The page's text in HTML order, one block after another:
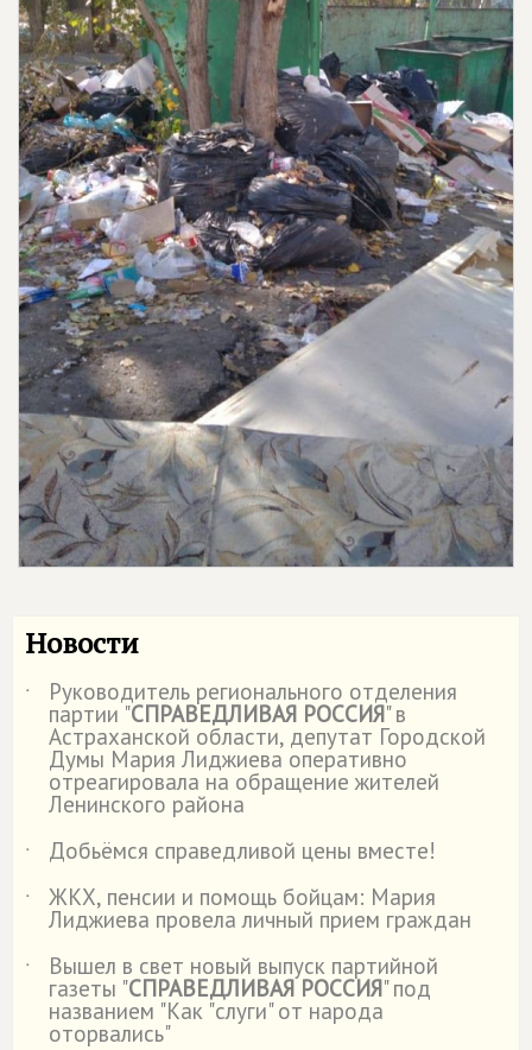
Новости
˙ Руководитель регионального отделения
партии "СПРАВЕДЛИВАЯ РОССИЯ" в
Астраханской области, депутат Городской
Думы Мария Лиджиева оперативно
отреагировала на обращение жителей
Ленинского района
˙
Добьёмся справедливой цены вместе!
˙
ЖКХ, пенсии и помощь бойцам: Мария
Лиджиева провела личный прием граждан
˙
Вышел в свет новый выпуск партийной
газеты "СПРАВЕДЛИВАЯ РОССИЯ" под
названием "Как "слуги" от народа
оторвались"